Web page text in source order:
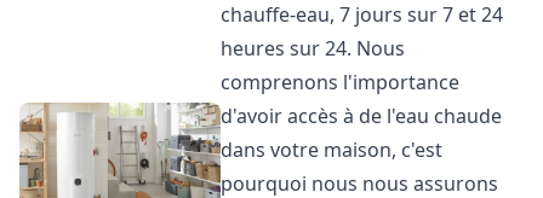
chauffe-eau, 7 jours sur 7 et 24
heures sur 24. Nous
comprenons l'importance
d'avoir accès à de l'eau chaude
dans votre maison, c'est
pourquoi nous nous assurons